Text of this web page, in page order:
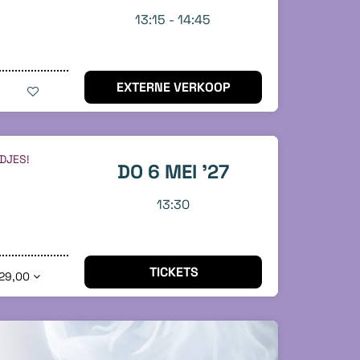
13:15 - 14:45
EXTERNE VERKOOP
DO 6 MEI '27
13:30
TICKETS